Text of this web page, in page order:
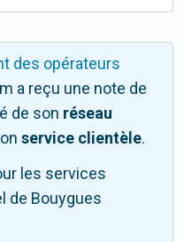
des opérateurs
a reçu une note de
de son réseau
service clientèle.
les services
de Bouygues